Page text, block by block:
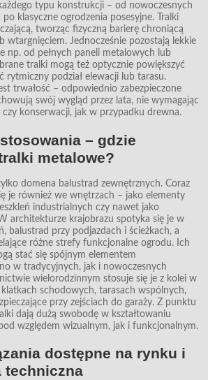
typu konstrukcji – od nowoczesnych
klasyczne ogrodzenia posesyjne. Tralki
tworząc fizyczną barierę chroniącą
wtargnięciem. Jednocześnie pozostają lekkie
np. od pełnych paneli metalowych lub
tralki mogą też optycznie powiększyć
rytmiczny podział elewacji lub tarasu.
trwałość – odpowiednio zabezpieczone
swój wygląd przez lata, nie wymagając
konserwacji, jak w przypadku drewna.
– gdzie
metalowe?
domena balustrad zewnętrznych. Coraz
je również we wnętrzach – jako elementy
industrialnych czy nawet jako
architekturze krajobrazu spotyka się je w
balustrad przy podjazdach i ścieżkach, a
różne strefy funkcjonalne ogrodu. Ich
stać się spójnym elementem
w tradycyjnych, jak i nowoczesnych
wielorodzinnym stosuje się je z kolei w
schodowych, tarasach wspólnych,
przy zejściach do garaży. Z punktu
dają dużą swobodę w kształtowaniu
względem wizualnym, jak i funkcjonalnym.
dostępne na rynku i
techniczna